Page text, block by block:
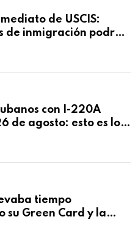
de USCIS:
de inmigración podrán
con I-220A
de agosto: esto es lo
tiempo
su Green Card y la